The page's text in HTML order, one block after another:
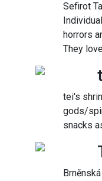
Sefirot
horrors
They
tei's
gods/
snacks